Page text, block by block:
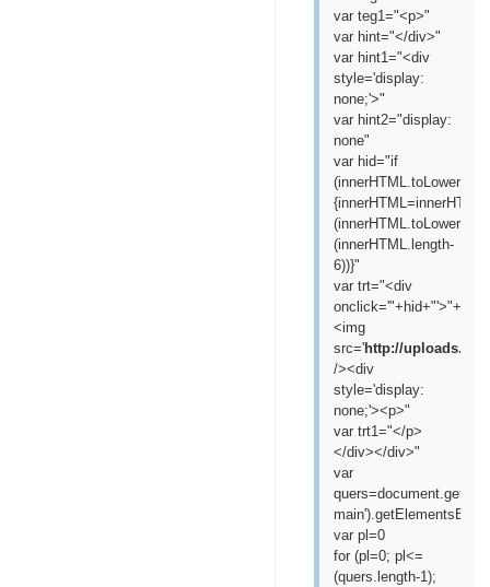
var teg1="<p>"
var hint="</div>"
var hint1="<div
style='display:
none;'>"
var hint2="display:
none"
var hid="if
(innerHTML.length-
6))}"
var trt="<div
onclick='"+hid+"'>"+"
<img
src='http://uploads.ru/
/><div
style='display:
none;'><p>"
var trt1="</p>
</div></div>"
var
var pl=0
for (pl=0; pl<=
(quers.length-1);